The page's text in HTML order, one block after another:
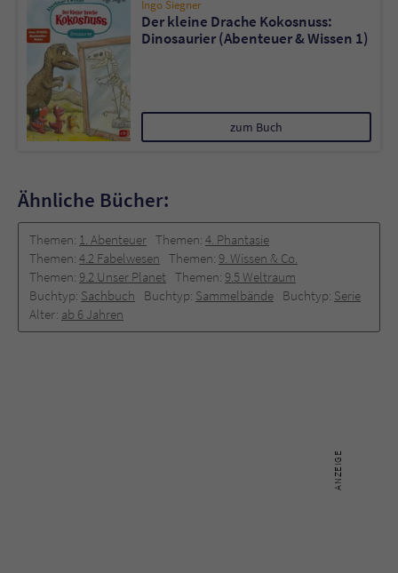
Ingo Siegner
Der kleine Drache Kokosnuss:
Dinosaurier (Abenteuer & Wissen 1)
zum Buch
Ähnliche Bücher:
Themen: 1. Abenteuer Themen: 4. Phantasie
Themen: 4.2 Fabelwesen Themen: 9. Wissen & Co.
Themen: 9.2 Unser Planet Themen: 9.5 Weltraum
Buchtyp: Sachbuch Buchtyp: Sammelbände Buchtyp: Serie
Alter: ab 6 Jahren